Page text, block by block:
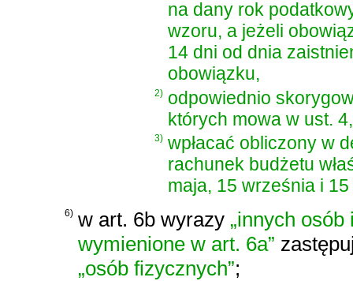
na dany rok
wzoru, a jeżeli
14 dni od dnia
obowiązku,
2) odpowiednio
których mowa w ust.
3) wpłacać obliczony w
rachunek budżetu
maja, 15 września i
6) w art. 6b wyrazy „innych
wymienione w art. 6a”
„osób fizycznych”;